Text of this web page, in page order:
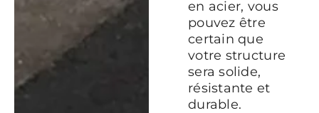
en acier, vous
pouvez être
certain que
votre structure
sera solide,
résistante et
durable.